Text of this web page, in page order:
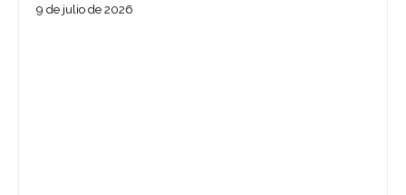
9 de julio de 2026